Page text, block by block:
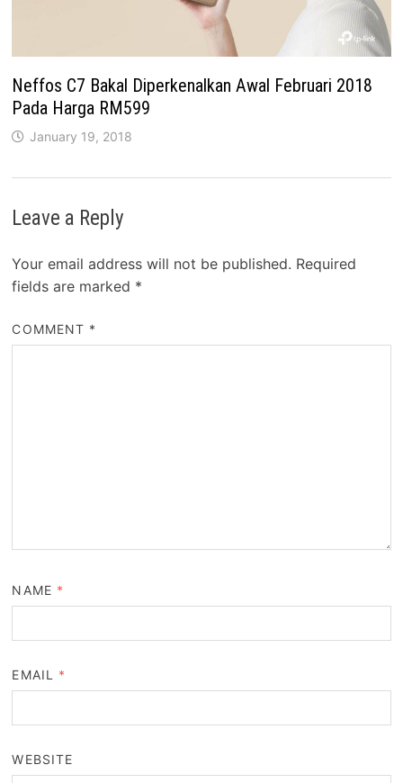
Neffos C7 Bakal Diperkenalkan Awal Februari 2018
Pada Harga RM599
January 19, 2018
Leave a Reply
Your email address will not be published. Required
fields are marked *
COMMENT *
NAME *
EMAIL *
WEBSITE